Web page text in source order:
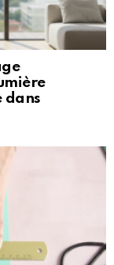
dans